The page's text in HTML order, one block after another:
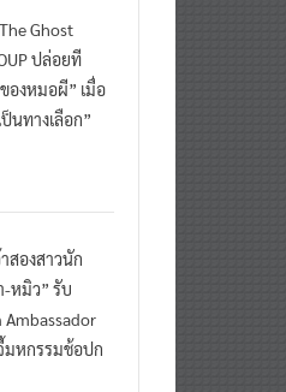
Ghost
ปล่อยที
องหมอผี” เมื่อ
นทางเลือก”
สองสาวนัก
-หมิว” รับ
Ambassador
มหกรรมช้อปก